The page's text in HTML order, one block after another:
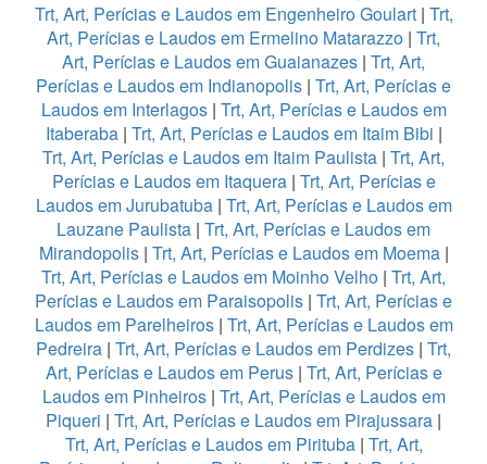
Trt, Art, Perícias e Laudos em Engenheiro Goulart | Trt,
Art, Perícias e Laudos em Ermelino Matarazzo | Trt,
Art, Perícias e Laudos em Guaianazes | Trt, Art,
Perícias e Laudos em Indianopolis | Trt, Art, Perícias e
Laudos em Interlagos| Trt, Art, Perícias e Laudos em
Itaberaba| Trt, Art, Perícias e Laudos em Itaim Bibi |
Trt, Art, Perícias e Laudos em Itaim Paulista | Trt, Art,
Perícias e Laudos em Itaquera| Trt, Art, Perícias e
Laudos em Jurubatuba| Trt, Art, Perícias e Laudos em
Lauzane Paulista | Trt, Art, Perícias e Laudos em
Mirandopolis| Trt, Art, Perícias e Laudos em Moema|
Trt, Art, Perícias e Laudos em Moinho Velho | Trt, Art,
Perícias e Laudos em Paraisopolis | Trt, Art, Perícias e
Laudos em Parelheiros| Trt, Art, Perícias e Laudos em
Pedreira | Trt, Art, Perícias e Laudos em Perdizes | Trt,
Art, Perícias e Laudos em Perus| Trt, Art, Perícias e
Laudos em Pinheiros| Trt, Art, Perícias e Laudos em
Piqueri | Trt, Art, Perícias e Laudos em Pirajussara |
Trt, Art, Perícias e Laudos em Pirituba| Trt, Art,